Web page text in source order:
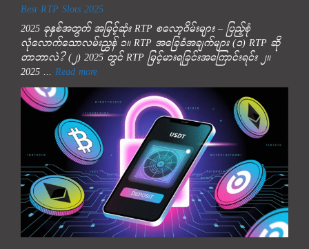
Best RTP Slots 2025
2025 ခုနှစ်အတွက် အမြင့်ဆုံး RTP စလော့ဂိမ်းများ – ပြည့်စုံ
လုံလောက်သောလမ်းညွှန် ၁။ RTP အခြေခံအချက်များ (၁) RTP ဆို
တာဘာလဲ? (၂) 2025 တွင် RTP မြင့်မားရခြင်းအကြောင်းရင်း ၂။
2025 ... Read more